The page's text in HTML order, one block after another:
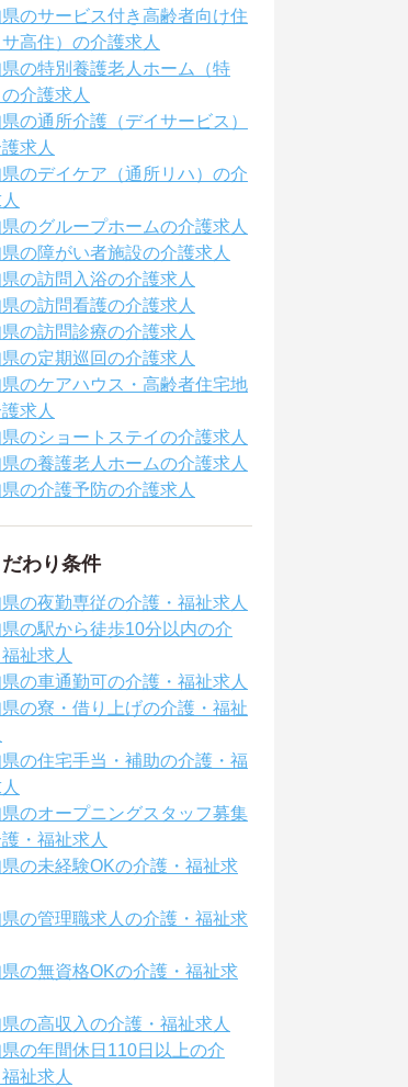
のサービス付き高齢者向け住
高住）の介護求人
の特別養護老人ホーム（特
介護求人
の通所介護（デイサービス）
求人
のデイケア（通所リハ）の介
のグループホームの介護求人
の障がい者施設の介護求人
の訪問入浴の介護求人
の訪問看護の介護求人
の訪問診療の介護求人
の定期巡回の介護求人
のケアハウス・高齢者住宅地
求人
のショートステイの介護求人
の養護老人ホームの介護求人
の介護予防の介護求人
だわり条件
の夜勤専従の介護・福祉求人
の駅から徒歩10分以内の介
祉求人
の車通勤可の介護・福祉求人
の寮・借り上げの介護・福祉
の住宅手当・補助の介護・福
のオープニングスタッフ募集
・福祉求人
の未経験OKの介護・福祉求
の管理職求人の介護・福祉求
の無資格OKの介護・福祉求
の高収入の介護・福祉求人
の年間休日110日以上の介
祉求人